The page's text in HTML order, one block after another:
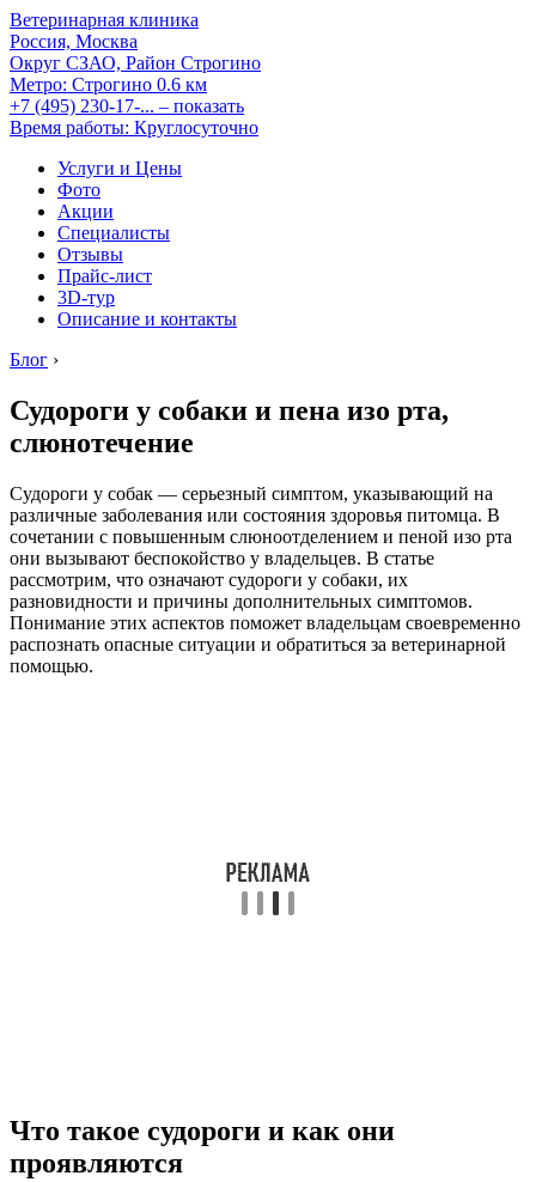
Ветеринарная клиника
Россия, Москва
Округ СЗАО, Район Строгино
Метро: Строгино 0.6 км
+7 (495) 230-17-... – показать
Время работы: Круглосуточно
Услуги и Цены
Фото
Акции
Специалисты
Отзывы
Прайс-лист
3D-тур
Описание и контакты
Блог ›
Судороги у собаки и пена изо рта,
слюнотечение
Судороги у собак — серьезный симптом, указывающий на
различные заболевания или состояния здоровья питомца. В
сочетании с повышенным слюноотделением и пеной изо рта
они вызывают беспокойство у владельцев. В статье
рассмотрим, что означают судороги у собаки, их
разновидности и причины дополнительных симптомов.
Понимание этих аспектов поможет владельцам своевременно
распознать опасные ситуации и обратиться за ветеринарной
помощью.
Что такое судороги и как они
проявляются